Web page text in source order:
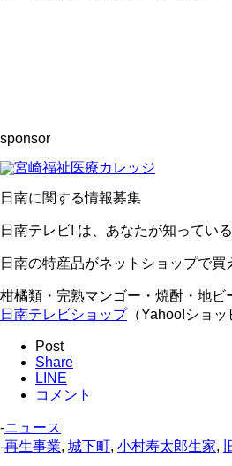
sponsor
日南に関する情報募集
日南テレビ! は、あなたが知ってい
日南の特産品がネットショップで買
柑橘類・完熟マンゴー・焼酎・地ビ
日南テレビショップ（Yahoo!ショッ
Post
Share
LINE
コメント
-ニュース
-再生事業, 城下町, 小村寿太郎生家,